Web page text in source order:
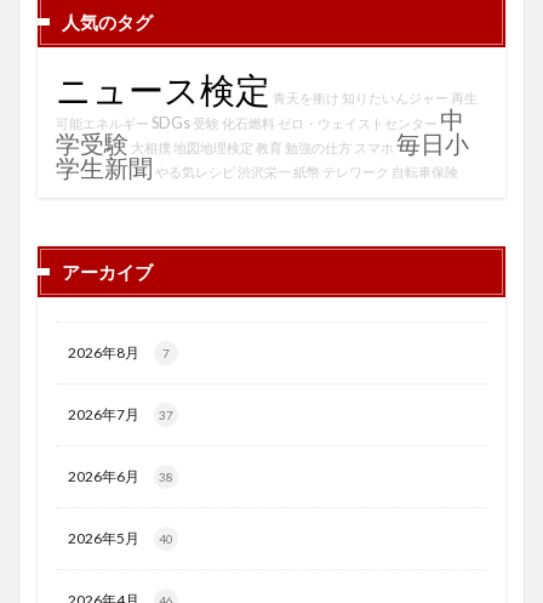
人気のタグ
ニュース検定 青天を衝け 知りたいんジャー 再生
可能エネルギー SDGs 受験 化石燃料 ゼロ・ウェイストセンター 中
学受験 大相撲 地図地理検定 教育 勉強の仕方 スマホ 毎日小
学生新聞 やる気レシピ 渋沢栄一 紙幣 テレワーク 自転車保険
アーカイブ
2026年8月 7
2026年7月 37
2026年6月 38
2026年5月 40